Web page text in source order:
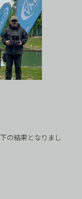
の結果となりまし